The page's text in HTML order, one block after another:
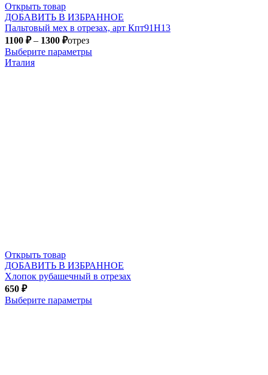
Открыть товар
ДОБАВИТЬ В ИЗБРАННОЕ
Пальтовый мех в отрезах, арт Кпт91Н13
1100 ₽– 1300 ₽отрез
Выберите параметры
Италия
Открыть товар
ДОБАВИТЬ В ИЗБРАННОЕ
Хлопок рубашечный в отрезах
650 ₽
Выберите параметры